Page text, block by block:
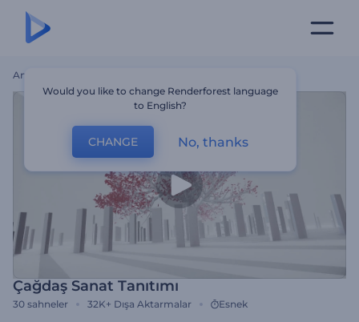
Ana Sayfa
Çağdaş Sanat Tanıtımı
30 sahneler 32K+ Dışa Aktarmalar Esnek
Would you like to change Renderforest language
to English?
CHANGE No, thanks